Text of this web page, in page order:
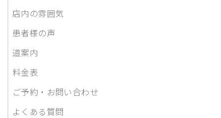
店内の雰囲気
患者様の声
道案内
料金表
ご予約・お問い合わせ
よくある質問